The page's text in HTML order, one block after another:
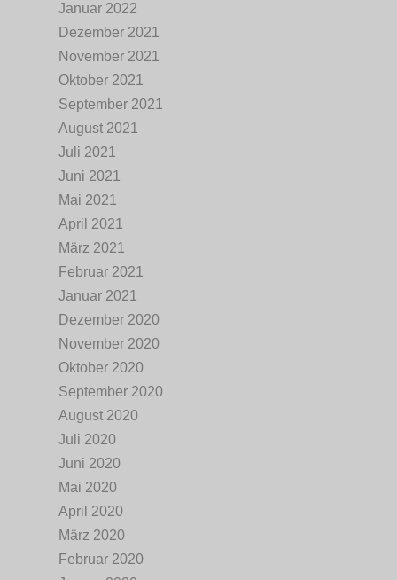
Januar 2022
Dezember 2021
November 2021
Oktober 2021
September 2021
August 2021
Juli 2021
Juni 2021
Mai 2021
April 2021
März 2021
Februar 2021
Januar 2021
Dezember 2020
November 2020
Oktober 2020
September 2020
August 2020
Juli 2020
Juni 2020
Mai 2020
April 2020
März 2020
Februar 2020